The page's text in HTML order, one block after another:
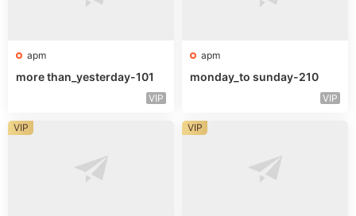
apm
more than_yesterday-101
VIP
apm
monday_to sunday-210
VIP
VIP VIP